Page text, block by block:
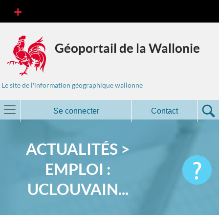
Géoportail de la Wallonie
Le site de l'information géographique wallonne
Se connecter Contact
ACTUALITÉS >
EMPLOI :
UCLOUVAIN...